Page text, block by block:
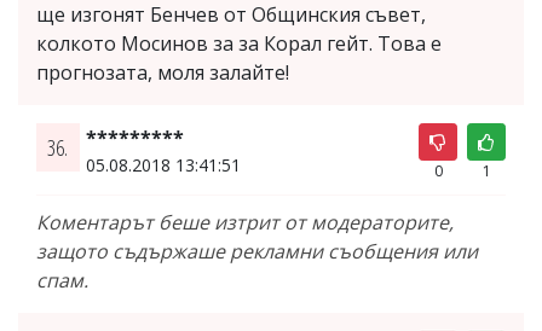
ще изгонят Бенчев от Общинския съвет,
колкото Мосинов за за Корал гейт. Това е
прогнозата, моля залайте!
36. *********
05.08.2018 13:41:51 0 1
Коментарът беше изтрит от модераторите,
защото съдържаше рекламни съобщения или
спам.